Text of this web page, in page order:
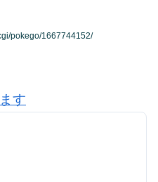
pokego/1667744152/
す